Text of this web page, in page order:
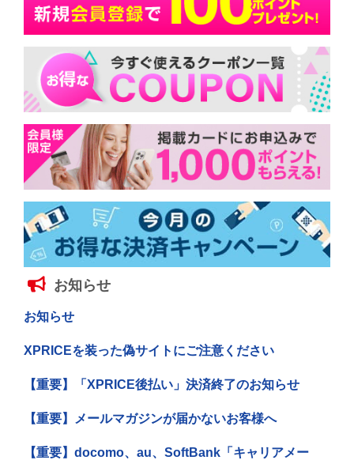
お知らせ
お知らせ
XPRICEを装った偽サイトにご注意ください
【重要】「XPRICE後払い」決済終了のお知らせ
【重要】メールマガジンが届かないお客様へ
【重要】docomo、au、SoftBank「キャリアメー